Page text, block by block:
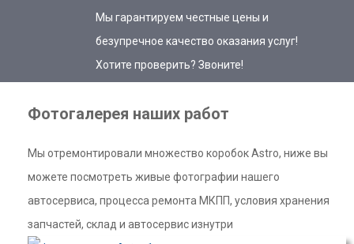
Мы гарантируем честные цены и
безупречное качество оказания услуг!
Хотите проверить? Звоните!
Фотогалерея наших работ
Мы отремонтировали множество коробок Astro, ниже вы
можете посмотреть живые фотографии нашего
автосервиса, процесса ремонта МКПП, условия хранения
запчастей, склад и автосервис изнутри